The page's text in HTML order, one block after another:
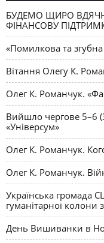
БУДЕМО ЩИРО
ФІНАНСОВУ
«Помилкова та
Вітання Олегу К.
Олег К. Романчук.
Вийшло чергове 5–6
«Універсум»
Олег К. Романчук.
Олег К. Романчук.
Українська громада
гуманітарної
День Вишиванки в